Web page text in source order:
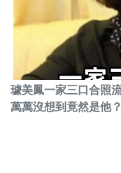
璩美鳳一家三口合照
萬萬沒想到竟然是他？